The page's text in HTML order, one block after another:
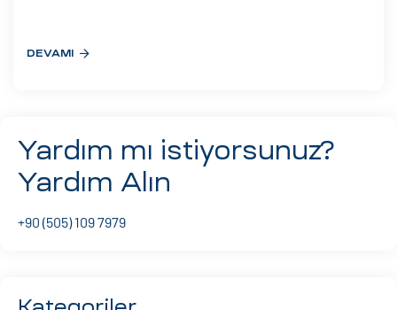
DEVAMI
Yardım mı istiyorsunuz?
Yardım Alın
+90 (505) 109 7979